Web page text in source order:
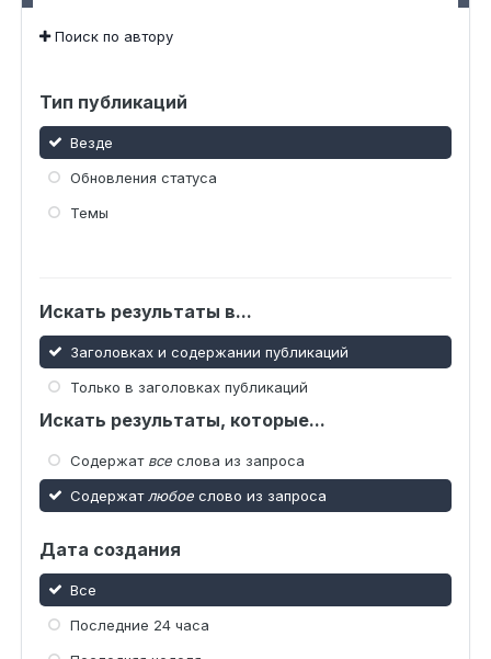
Поиск по автору
Тип публикаций
Везде
Обновления статуса
Темы
Искать результаты в...
Заголовках и содержании публикаций
Только в заголовках публикаций
Искать результаты, которые...
Содержат все слова из запроса
Содержат любое слово из запроса
Дата создания
Все
Последние 24 часа